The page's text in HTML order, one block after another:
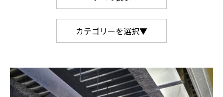
カテゴリーを選択▼